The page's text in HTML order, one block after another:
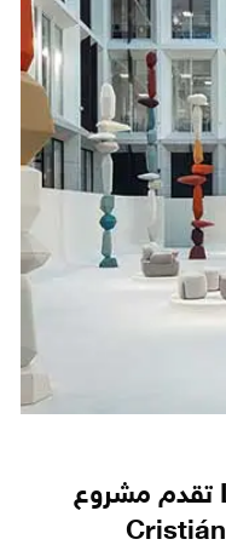
Loro Piana Interiors تقدم مشروع
”Apachetas“ بتوقيع Cristián